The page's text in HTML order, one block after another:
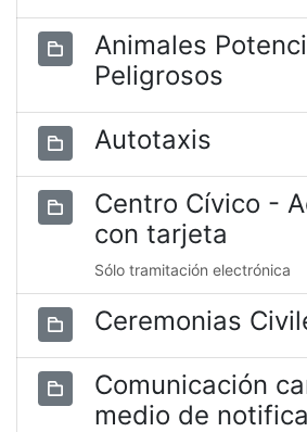
Animales
Peligrosos
Autotaxis
Centro Cívico -
con tarjeta
Sólo tramitación electrónica
Ceremonias
Comunicación
medio de